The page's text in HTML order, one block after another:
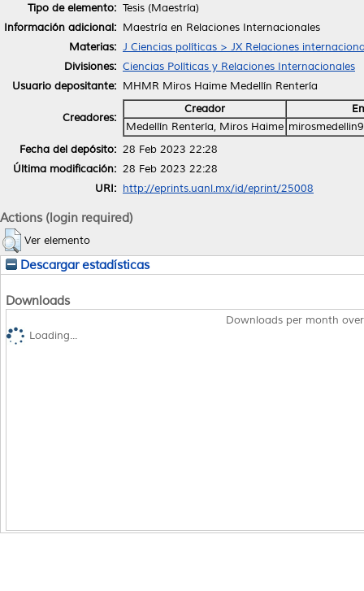
Tipo de elemento: Tesis (Maestría)
Información adicional: Maestría en Relaciones Internacionales
Materias: J Ciencias políticas > JX Relaciones
Divisiones: Ciencias Políticas y Relaciones Internacionales
Usuario depositante: MHMR Miros Haime Medellín Rentería
Creadores:
Creador
Medellín Rentería, Miros Haime
Fecha del depósito: 28 Feb 2023 22:28
Última modificación: 28 Feb 2023 22:28
URI: http://eprints.uanl.mx/id/eprint/25008
Actions (login required)
Ver elemento
Descargar estadísticas
Downloads
Downloads per month
Loading...